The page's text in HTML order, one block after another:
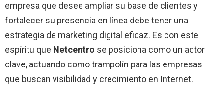
empresa que desee ampliar su base de clientes y
fortalecer su presencia en línea debe tener una
estrategia de marketing digital eficaz. Es con este
espíritu que Netcentro se posiciona como un actor
clave, actuando como trampolín para las empresas
que buscan visibilidad y crecimiento en Internet.